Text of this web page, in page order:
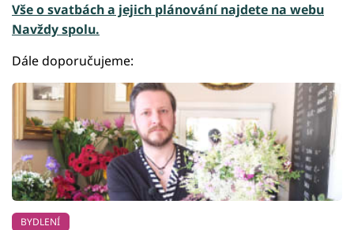
Vše o svatbách a jejich plánování najdete na webu
Navždy spolu.
Dále doporučujeme:
BYDLENÍ